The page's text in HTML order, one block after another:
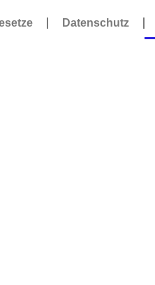
Datenschutz